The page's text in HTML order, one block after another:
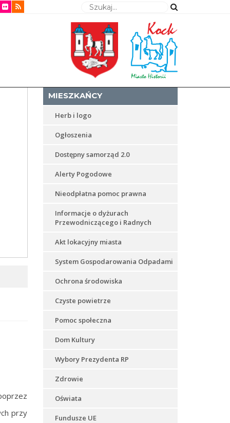
Wyszukaj
przy
MIESZKAŃCY
Herb i logo
Ogłoszenia
Dostępny samorząd 2.0
Alerty Pogodowe
Nieodpłatna pomoc prawna
Informacje o dyżurach
Przewodniczącego i Radnych
Akt lokacyjny miasta
System Gospodarowania Odpadami
Ochrona środowiska
Czyste powietrze
Pomoc społeczna
Dom Kultury
Wybory Prezydenta RP
Zdrowie
Oświata
Fundusze UE